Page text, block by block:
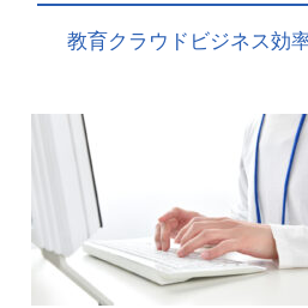
教育クラウドビジネス効